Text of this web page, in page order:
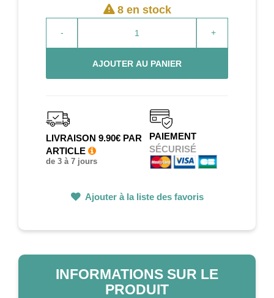
8 en stock
- +
AJOUTER AU PANIER
LIVRAISON 9.90€ PAR
ARTICLE
de 3 à 7 jours
PAIEMENT
SÉCURISÉ
Ajouter à la liste des favoris
INFORMATIONS SUR LE
PRODUIT